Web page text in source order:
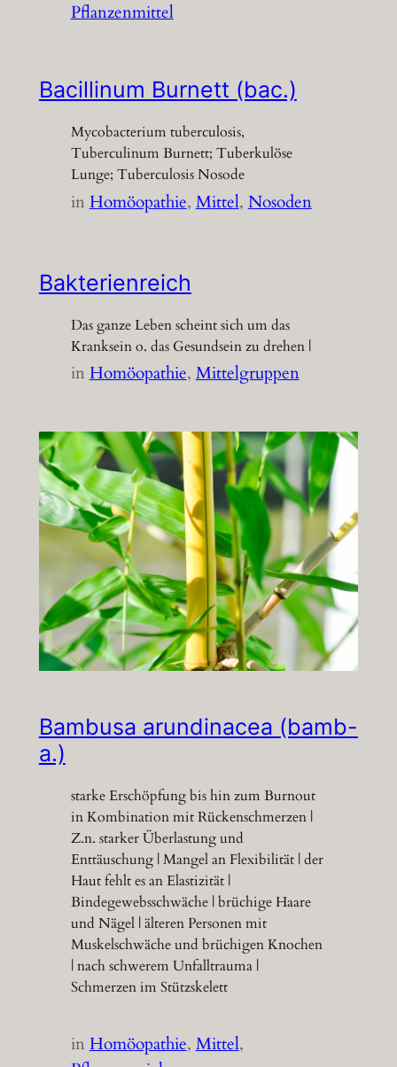
Pflanzenmittel
Bacillinum Burnett (bac.)
Mycobacterium tuberculosis,
Tuberculinum Burnett; Tuberkulöse
Lunge; Tuberculosis Nosode
inHomöopathie, Mittel, Nosoden
Bakterienreich
Das ganze Leben scheint sich um das
Kranksein o. das Gesundsein zu drehen |
inHomöopathie, Mittelgruppen
Bambusa arundinacea (bamb-
a.)
starke Erschöpfung bis hin zum Burnout
in Kombination mit Rückenschmerzen |
Z.n. starker Überlastung und
Enttäuschung | Mangel an Flexibilität | der
Haut fehlt es an Elastizität |
Bindegewebsschwäche | brüchige Haare
und Nägel | älteren Personen mit
Muskelschwäche und brüchigen Knochen
| nach schwerem Unfalltrauma |
Schmerzen im Stützskelett
inHomöopathie, Mittel